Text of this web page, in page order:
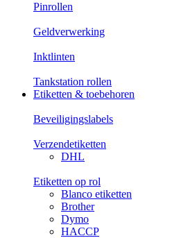
Pinrollen
Geldverwerking
Inktlinten
Tankstation rollen
Etiketten & toebehoren
Beveiligingslabels
Verzendetiketten
DHL
Etiketten op rol
Blanco etiketten
Brother
Dymo
HACCP